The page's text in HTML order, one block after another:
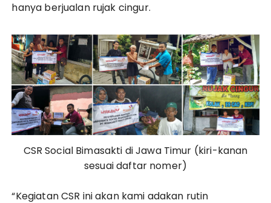
hanya berjualan rujak cingur.
CSR Social Bimasakti di Jawa Timur (kiri-kanan
sesuai daftar nomer)
“Kegiatan CSR ini akan kami adakan rutin